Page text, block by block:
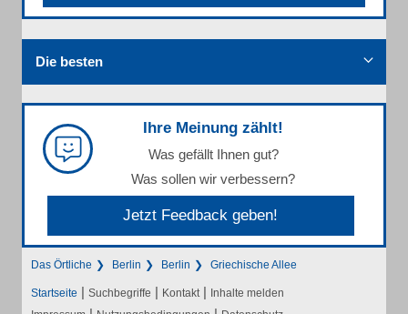
Die besten
Ihre Meinung zählt!
Was gefällt Ihnen gut?
Was sollen wir verbessern?
Jetzt Feedback geben!
Das Örtliche Berlin Berlin Griechische Allee
Startseite | Suchbegriffe | Kontakt | Inhalte melden